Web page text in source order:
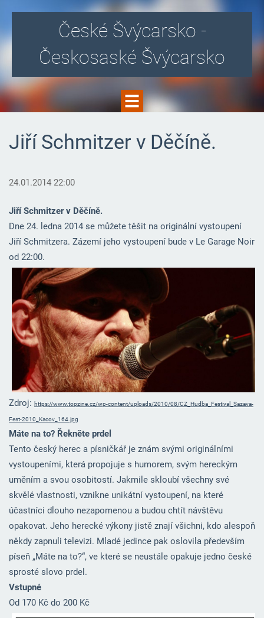
České Švýcarsko -
Českosaské Švýcarsko
Jiří Schmitzer v Děčíně.
24.01.2014 22:00
Jiří Schmitzer v Děčíně.
Dne 24. ledna 2014 se můžete těšit na originální vystoupení
Jiří Schmitzera. Zázemí jeho vystoupení bude v Le Garage Noir
od 22:00.
Zdroj: https://www.topzine.cz/wp-content/uploads/2010/08/CZ_Hudba_Festival_Sazava-
Fest-2010_Kacov_164.jpg
Máte na to? Řekněte prdel
Tento český herec a písničkář je znám svými originálními
vystoupeními, která propojuje s humorem, svým hereckým
uměním a svou osobitostí. Jakmile skloubí všechny své
skvělé vlastnosti, vznikne unikátní vystoupení, na které
účastníci dlouho nezapomenou a budou chtít návštěvu
opakovat. Jeho herecké výkony jistě znají všichni, kdo alespoň
někdy zapnuli televizi. Mladé jedince pak oslovila především
píseň „Máte na to?“, ve které se neustále opakuje jedno české
sprosté slovo prdel.
Vstupné
Od 170 Kč do 200 Kč